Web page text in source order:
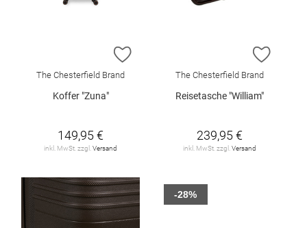
ZUR WUNSCHLISTE HINZUFÜGEN
The Chesterfield Brand
Koffer "Zuna"
149,95 €
inkl. MwSt. zzgl.Versand
ZUR
The Chesterfield Brand
Reisetasche "William"
239,95 €
inkl. MwSt. zzgl.Versand
-28%